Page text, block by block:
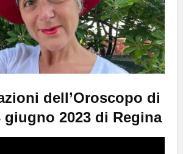
dell’Oroscopo di
giugno 2023 di Regina